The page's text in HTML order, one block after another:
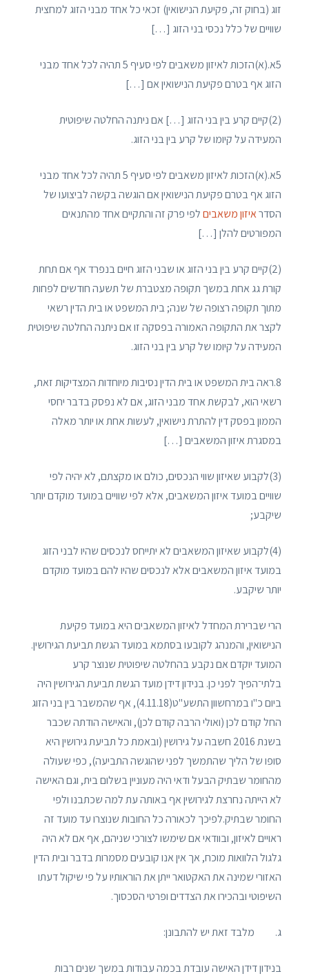
זוג (בחוק זה, פקיעת הנישואין) זכאי כל אחד מבני הזוג למחצית
שוויים של כלל נכסי בני הזוג […]
5א.(א)הזכות לאיזון משאבים לפי סעיף 5 תהיה לכל אחד מבני
הזוג אף בטרם פקיעת הנישואין אם […]
(2)קיים קרע בין בני הזוג […] אם ניתנה החלטה שיפוטית
המעידה על קיומו של קרע בין בני הזוג.
5א.(א)הזכות לאיזון משאבים לפי סעיף 5 תהיה לכל אחד מבני
הזוג אף בטרם פקיעת הנישואין אם הוגשה בקשה לביצועו של
הסדראיזון משאביםלפי פרק זה והתקיים אחד מהתנאים
המפורטים להלן […]
(2)קיים קרע בין בני הזוג או שבני הזוג חיים בנפרד אף אם תחת
קורת גג אחת במשך תקופה מצטברת של תשעה חודשים לפחות
מתוך תקופה רצופה של שנה; בית המשפט או בית הדין רשאי
לקצר את התקופה האמורה בפסקה זו אם ניתנה החלטה שיפוטית
המעידה על קיומו של קרע בין בני הזוג.
8.ראה בית המשפט או בית הדין נסיבות מיוחדות המצדיקות זאת,
רשאי הוא, לבקשת אחד מבני הזוג, אם לא נפסק בדבר יחסי
הממון בפסק דין להתרת נישואין, לעשות אחת או יותר מאלה
במסגרת איזון המשאבים […]
(3)לקבוע שאיזון שווי הנכסים, כולם או מקצתם, לא יהיה לפי
שוויים במועד איזון המשאבים, אלא לפי שוויים במועד מוקדם יותר
שיקבע;
(4)לקבוע שאיזון המשאבים לא יתייחס לנכסים שהיו לבני הזוג
במועד איזון המשאבים אלא לנכסים שהיו להם במועד מוקדם
יותר שיקבע.
הרי שברירת המחדל לאיזון המשאבים היא במועד פקיעת
הנישואין, והמנהג לקובעו בסתמא במועד הגשת תביעת הגירושין.
המועד יוקדם אם נקבע בהחלטה שיפוטית שנוצר קרע
בלתי־הפיך לפני כן. בנידון דידן מועד הגשת תביעת הגירושין היה
ביום כ"ו במרחשוון התשע"ט(4.11.18), אף שהמשבר בין בני הזוג
החל קודם לכן (ואולי הרבה קודם לכן), והאישה הודתה שכבר
בשנת 2016 חשבה על גירושין (ובאמת כל תביעת גירושין היא
סופו של הליך שהתמשך לפני שהוגשה התביעה), כפי שעולה
מהחומר שבתיק הבעל ודאי היה מעוניין בשלום בית, וגם האישה
לא הייתה נחרצת לגירושין אף באותה עת למה שכתבנו ולפי
החומר שבתיק.לפיכך לכאורה כל החובות שנוצרו עד מועד זה
ראויים לאיזון, ובוודאי אם שימשו לצורכי שניהם, אף אם לא היה
גלגול הלוואות מוכח, אך אין אנו קובעים מסמרות בדבר ובית הדין
האזורי שמינה את האקטואר ייתן את הוראותיו על פי שיקול דעתו
השיפוטי ובהכירו את הצדדים ופרטי הסכסוך.
ג. מלבד זאת יש להתבונן:
בנידון דידן האישה עובדת בכמה עבודות במשך שנים רבות